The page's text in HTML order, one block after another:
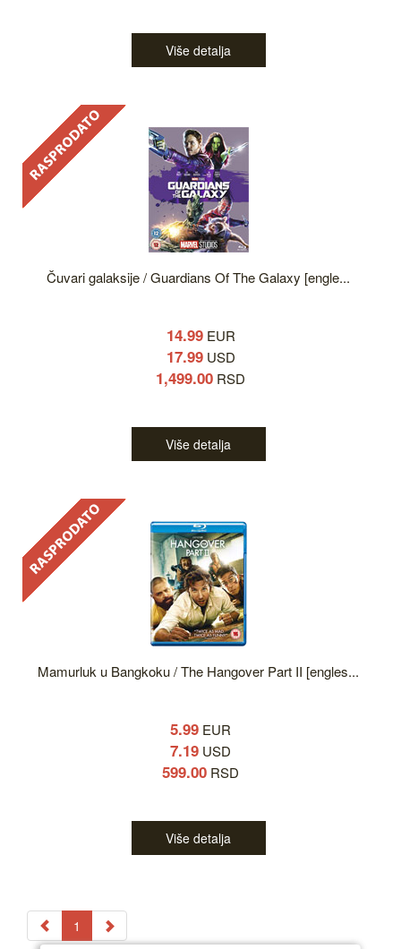
Više detalja
Čuvari galaksije / Guardians Of The Galaxy [engle...
14.99EUR
17.99USD
1,499.00 RSD
Više detalja
Mamurluk u Bangkoku / The Hangover Part II [engles...
5.99 EUR
7.19 USD
599.00 RSD
Više detalja
1